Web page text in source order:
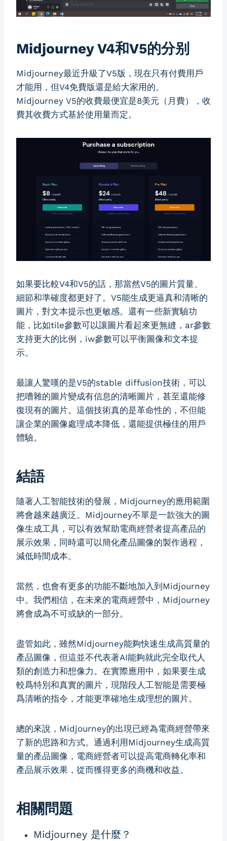
Midjourney V4和V5的分别
Midjourney最近升級了V5版，現在只有付費用戶
才能用，但V4免費版還是給大家用的。
Midjourney V5的收費最便宜是8美元（月費），收
費其收費方式基於使用量而定。
如果要比較V4和V5的話，那當然V5的圖片質量、
細節和準確度都更好了。V5能生成更逼真和清晰的
圖片，對文本提示也更敏感。還有一些新實驗功
能，比如tile參數可以讓圖片看起來更無縫，ar參數
支持更大的比例，iw參數可以平衡圖像和文本提
示。
最讓人驚嘆的是V5的stable diffusion技術，可以
把嘈雜的圖片變成有信息的清晰圖片，甚至還能修
復現有的圖片。這個技術真的是革命性的，不但能
讓企業的圖像處理成本降低，還能提供極佳的用戶
體驗。
結語
隨著人工智能技術的發展，Midjourney的應用範圍
將會越來越廣泛。Midjourney不單是一款強大的圖
像生成工具，可以有效幫助電商經營者提高產品的
展示效果，同時還可以簡化產品圖像的製作過程，
減低時間成本。
當然，也會有更多的功能不斷地加入到Midjourney
中。我們相信，在未來的電商經營中，Midjourney
將會成為不可或缺的一部分。
盡管如此，雖然Midjourney能夠快速生成高質量的
產品圖像，但這並不代表著AI能夠就此完全取代人
類的創造力和想像力。在實際應用中，如果要生成
較爲特別和真實的圖片，現階段人工智能是需要極
爲清晰的指令，才能更準確地生成理想的圖片。
總的來說，Midjourney的出現已經為電商經營帶來
了新的思路和方式。通過利用Midjourney生成高質
量的產品圖像，電商經營者可以提高電商轉化率和
產品展示效果，從而獲得更多的商機和收益。
相關問題
Midjourney 是什麼？